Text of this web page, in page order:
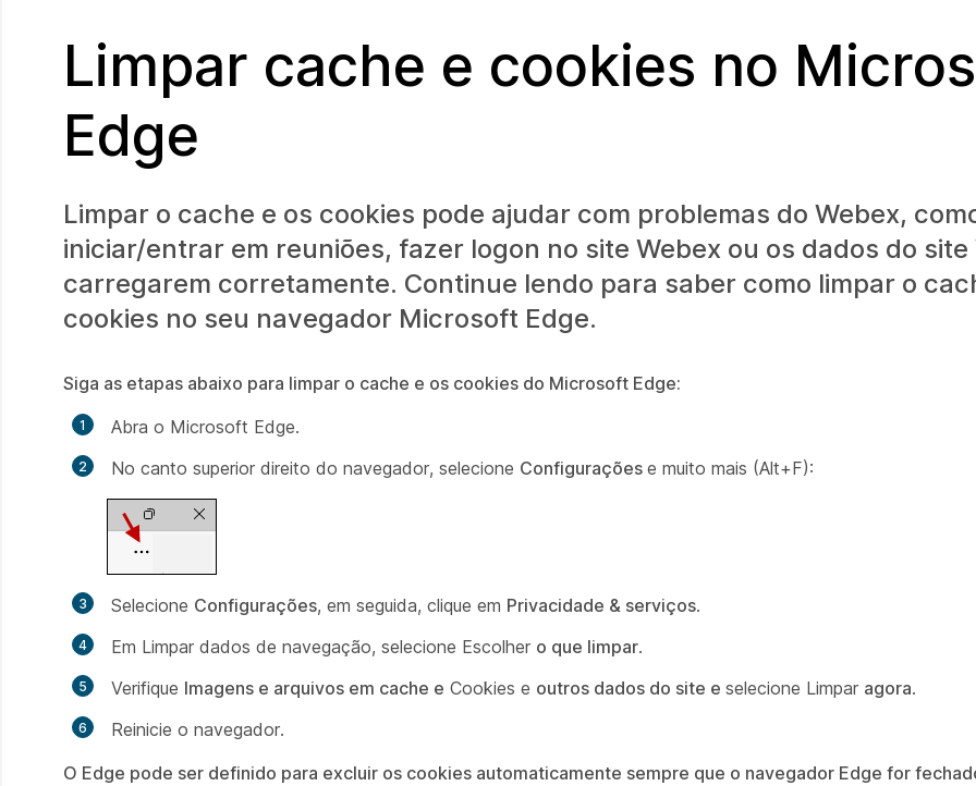
Limpar cache e cookies no
Edge
Limpar o cache e os cookies pode ajudar com problemas do Webex,
iniciar/entrar em reuniões, fazer logon no site Webex ou os dados do site
carregarem corretamente. Continue lendo para saber como limpar o
cookies no seu navegador Microsoft Edge.
Siga as etapas abaixo para limpar o cache e os cookies do Microsoft Edge:
Abra o Microsoft Edge.
No canto superior direito do navegador, selecione Configurações e muito mais (Alt+F):
Selecione Configurações, em seguida, clique em Privacidade & serviços.
Em Limpar dados de navegação, selecione Escolher o que limpar.
Verifique Imagens e arquivos em cache e Cookies e outros dados do site e selecione Limpar agora.
Reinicie o navegador.
O Edge pode ser definido para excluir os cookies automaticamente sempre que o navegador Edge for